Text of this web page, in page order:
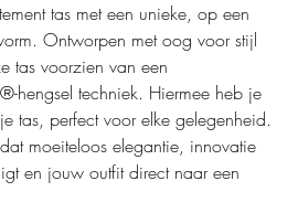
tas met een unieke, op een
Ontworpen met oog voor stijl
tas voorzien van een
hengsel techniek. Hiermee heb je
tas, perfect voor elke gelegenheid.
moeiteloos elegantie, innovatie
en jouw outfit direct naar een